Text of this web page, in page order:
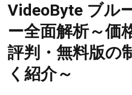
VideoByte ブル
ー全面解析～価
評判・無料版の
く紹介～